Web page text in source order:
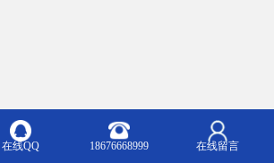
在线QQ 18676668999 在线留言